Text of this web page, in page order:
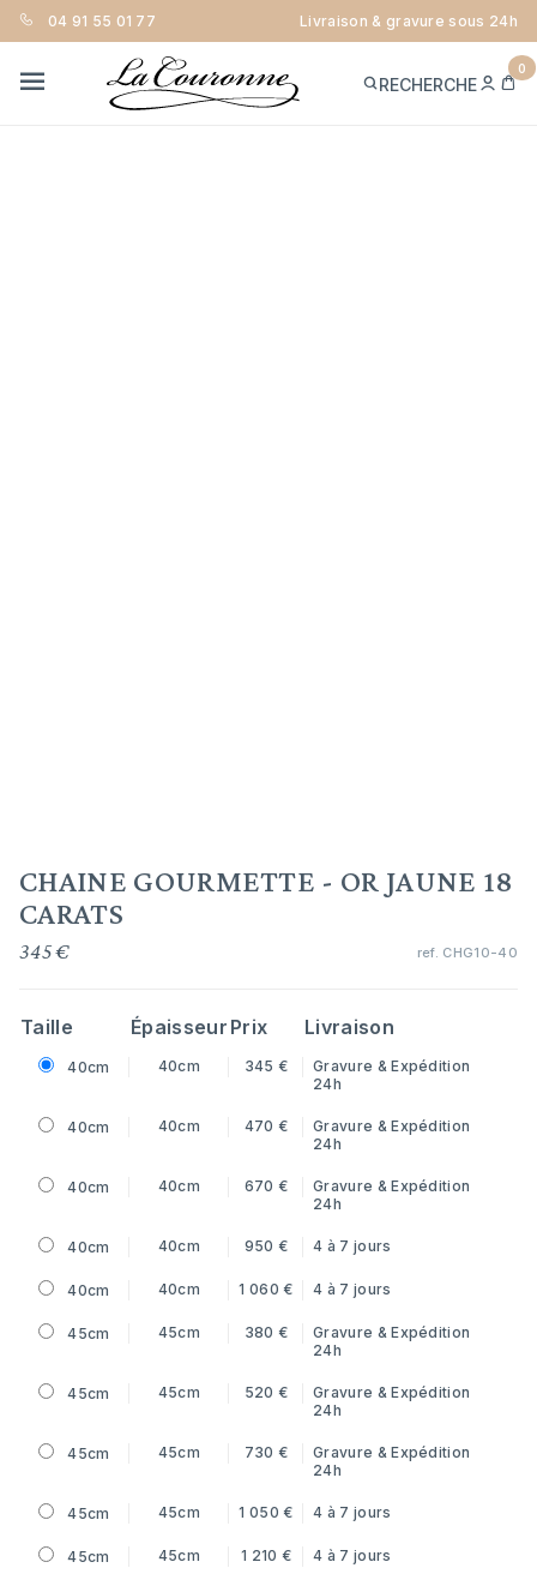
04 91 55 01 77 Livraison & gravure sous 24h
RECHERCHE
ME
0
CHAINE GOURMETTE - OR JAUNE 18
CARATS
345 € ref. CHG10-40
Taille Épaisseur Prix Livraison
40cm 40cm 345 €
Gravure & Expédition
24h
40cm 40cm 470 €
Gravure & Expédition
24h
40cm 40cm 670 €
Gravure & Expédition
24h
40cm 40cm 950 € 4 à 7 jours
40cm 40cm 1 060 € 4 à 7 jours
45cm 45cm 380 €
Gravure & Expédition
24h
45cm 45cm 520 €
Gravure & Expédition
24h
45cm 45cm 730 €
Gravure & Expédition
24h
45cm 45cm 1 050 € 4 à 7 jours
45cm 45cm 1 210 € 4 à 7 jours